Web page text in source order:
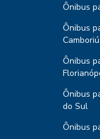
Ônibus
Ônibus
Camboriú
Ônibus
Ônibus
do Sul
Ônibus